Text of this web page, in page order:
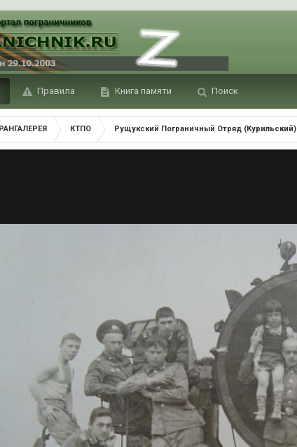
Правила Книга памяти Поиск
КТПО Рущукский Пограничный Отряд (Курильский)